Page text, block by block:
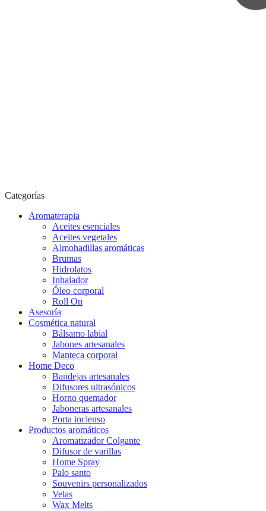
Categorías
Aromaterapia
Aceites esenciales
Aceites vegetales
Almohadillas aromáticas
Brumas
Hidrolatos
Inhalador
Óleo corporal
Roll On
Asesoría
Cosmética natural
Bálsamo labial
Jabones artesanales
Manteca corporal
Home Deco
Bandejas artesanales
Difusores ultrasónicos
Horno quemador
Jaboneras artesanales
Porta incienso
Productos aromáticos
Aromatizador Colgante
Difusor de varillas
Home Spray
Palo santo
Souvenirs personalizados
Velas
Wax Melts